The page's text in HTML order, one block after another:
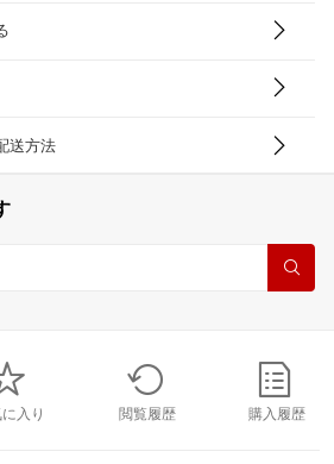
送方法
入り 閲覧履歴 購入履歴